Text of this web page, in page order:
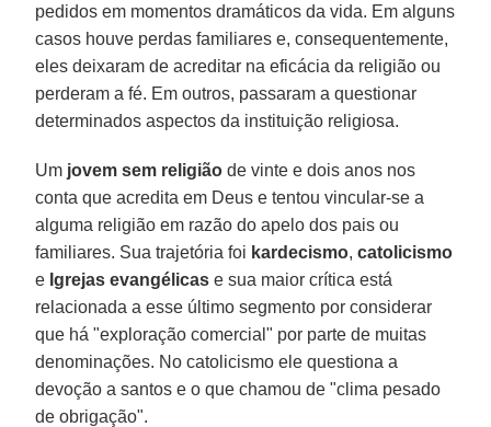
pedidos em momentos dramáticos da vida. Em alguns
casos houve perdas familiares e, consequentemente,
eles deixaram de acreditar na eficácia da religião ou
perderam a fé. Em outros, passaram a questionar
determinados aspectos da instituição religiosa.
Um jovem sem religião de vinte e dois anos nos
conta que acredita em Deus e tentou vincular-se a
alguma religião em razão do apelo dos pais ou
familiares. Sua trajetória foi kardecismo,catolicismo
e Igrejas evangélicas e sua maior crítica está
relacionada a esse último segmento por considerar
que há "exploração comercial" por parte de muitas
denominações. No catolicismo ele questiona a
devoção a santos e o que chamou de "clima pesado
de obrigação".